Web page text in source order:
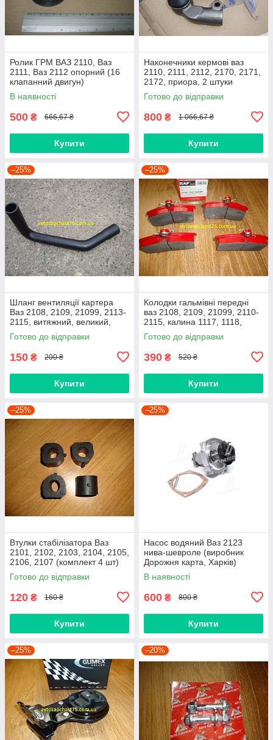
Ролик ГРМ ВАЗ 2110, Ваз
2111, Ваз 2112 опорний (16
клапанний двигун)
В наявності
500 ₴ 666,67 ₴
Купити
Наконечники кермові ваз
2110, 2111, 2112, 2170, 2171,
2172, приора, 2 штуки
(виробник Finwhale,
Німеччина)
Готово до відправки
800 ₴ 1 066,67 ₴
Купити
–25%
Шланг вентиляції картера
Ваз 2108, 2109, 21099, 2113-
2115, витяжний, великий,
нижній
Готово до відправки
150 ₴ 200 ₴
Купити
–25%
Колодки гальмівні передні
ваз 2108, 2109, 21099, 2110-
2115, калина 1117, 1118,
1119, приора 2170 (Raf,
Латвія)
Готово до відправки
390 ₴ 520 ₴
Купити
–25%
Втулки стабілізатора Ваз
2101, 2102, 2103, 2104, 2105,
2106, 2107 (комплект 4 шт)
виробник Gumex, Польща
Готово до відправки
120 ₴ 160 ₴
Купити
–25%
Насос водяний Ваз 2123
нива-шевроле (виробник
Дорожня карта, Харків)
В наявності
600 ₴ 800 ₴
Купити
–25% –20%